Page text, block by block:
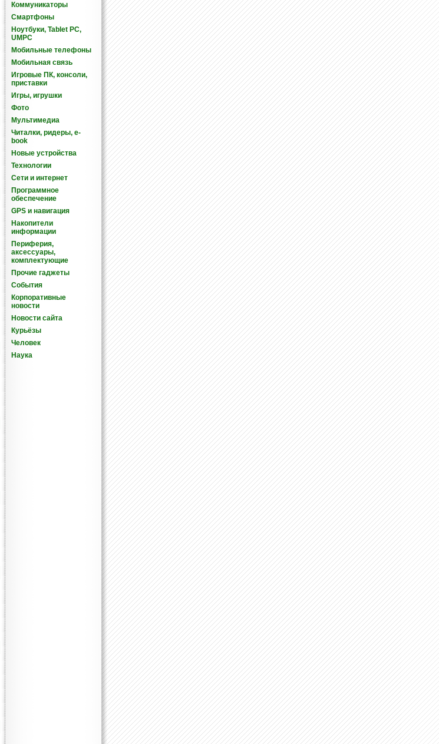
Коммуникаторы
Смартфоны
Ноутбуки, Tablet PC,
UMPC
Мобильные телефоны
Мобильная связь
Игровые ПК, консоли,
приставки
Игры, игрушки
Фото
Мультимедиа
Читалки, ридеры, e-
book
Новые устройства
Технологии
Сети и интернет
Программное
обеспечение
GPS и навигация
Накопители
информации
Периферия,
аксессуары,
комплектующие
Прочие гаджеты
События
Корпоративные
новости
Новости сайта
Курьёзы
Человек
Наука